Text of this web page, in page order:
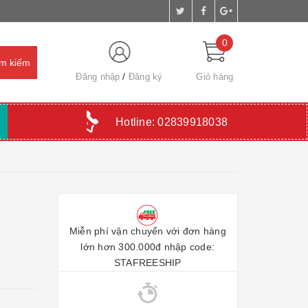
Đăng nhập Đăng ký
0
Giỏ hàng
Hotline:02839918038
Miễn phí vận chuyển với đơn hàng
lớn hơn 300.000đ nhập code:
STAFREESHIP